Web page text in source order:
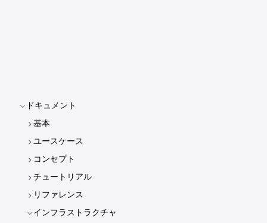
ドキュメント
基本
ユースケース
コンセプト
チュートリアル
リファレンス
インフラストラクチャ